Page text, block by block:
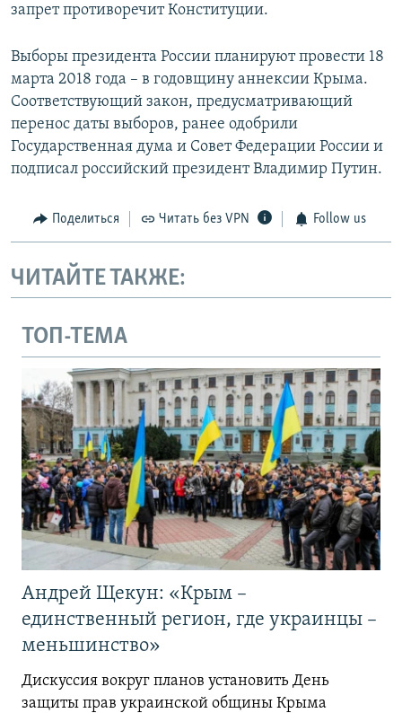
запрет противоречит Конституции.
Выборы президента России планируют провести 18
марта 2018 года – в годовщину аннексии Крыма.
Соответствующий закон, предусматривающий
перенос даты выборов, ранее одобрили
Государственная дума и Совет Федерации России и
подписал российский президент Владимир Путин.
Поделиться Читать без VPN Follow us
ЧИТАЙТЕ ТАКЖЕ:
ТОП-ТЕМА
Андрей Щекун: «Крым –
единственный регион, где украинцы –
меньшинство»
Дискуссия вокруг планов установить День
защиты прав украинской общины Крыма